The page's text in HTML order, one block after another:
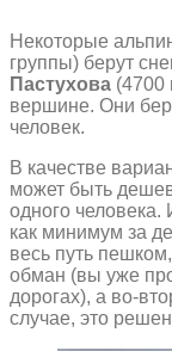
Некоторые
группы) берут
Пастухова (4700
вершине. Они
человек.
В качестве
может быть
одного человека.
как минимум за
весь путь
обман (вы уже
дорогах), а во-
случае, это